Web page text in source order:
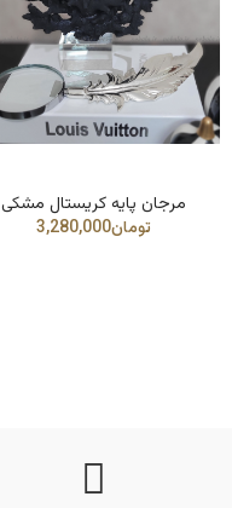
مرجان پایه کریستال مشکی